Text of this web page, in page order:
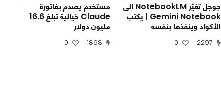
جوجل تغيّر NotebookLM إلى
Gemini Notebook | يكتب
الأكواد وينفذها بنفسه
2297
0
مستخدم يصدم بفاتورة
Claude خيالية تبلغ 16.6
مليون دولار
1868
0